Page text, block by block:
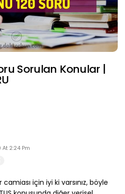
Sorulan Konular |
At 2:24 Pm
için iyi ki varsınız, böyle